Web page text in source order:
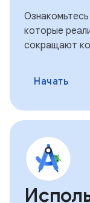
которые
сокращают
Начать